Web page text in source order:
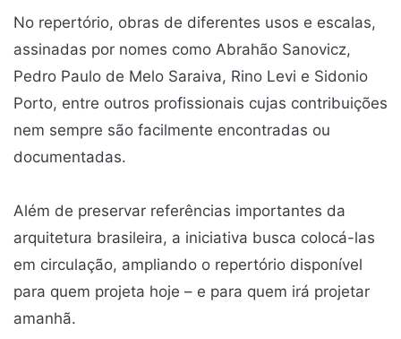
No repertório, obras de diferentes usos e escalas,
assinadas por nomes como Abrahão Sanovicz,
Pedro Paulo de Melo Saraiva, Rino Levi e Sidonio
Porto, entre outros profissionais cujas contribuições
nem sempre são facilmente encontradas ou
documentadas.
Além de preservar referências importantes da
arquitetura brasileira, a iniciativa busca colocá-las
em circulação, ampliando o repertório disponível
para quem projeta hoje – e para quem irá projetar
amanhã.